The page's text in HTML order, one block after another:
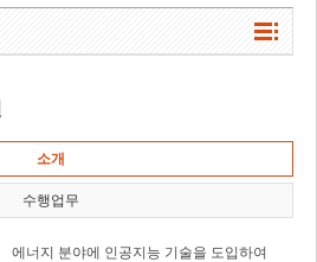
소개
수행업무
에너지 분야에 인공지능 기술을 도입하여